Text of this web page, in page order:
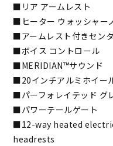
■リア アームレスト
■ヒーター ウォッシャー
■アームレスト付きセン
■ボイス コントロール
■MERIDIAN™サウンド
■20インチアルミホイー
■パーフォレイテッド グ
■パワーテールゲート
■12-way heated
headrests